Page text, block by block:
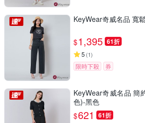
KeyWear奇威名品 寬
$1,395 61折
5 (1)
限時下殺 券
KeyWear奇威名品 簡
色)-黑色
$621 61折